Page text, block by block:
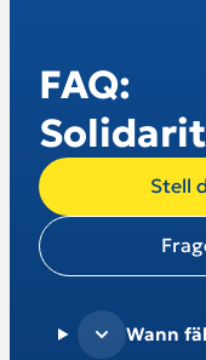
FAQ:
Stell
Wann